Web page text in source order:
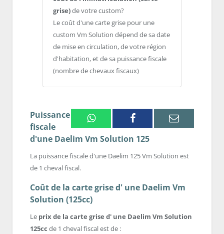
grise)de votre custom?
Le coût d'une carte grise pour une
custom Vm Solution dépend de sa date
de mise en circulation, de votre région
d'habitation, et de sa puissance fiscale
(nombre de chevaux fiscaux)
WhatsappFacebook Email
Puissance
fiscale
d'une Daelim Vm Solution 125
La puissance fiscale d'une Daelim 125 Vm Solution est
de 1 cheval fiscal.
Coût de la carte grise d' une Daelim Vm
Solution (125cc)
Le prix de la carte grise d' une Daelim Vm Solution
125cc de 1 cheval fiscal est de :